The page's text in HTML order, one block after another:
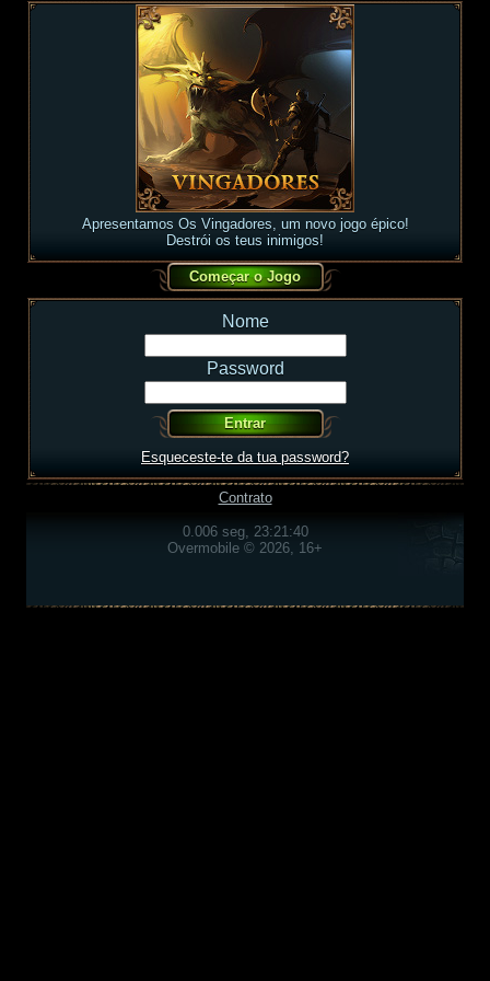
Apresentamos Os Vingadores, um novo jogo épico!
Destrói os teus inimigos!
Nome
Password
Esqueceste-te da tua password?
Contrato
0.006 seg, 23:21:40
Overmobile © 2026, 16+